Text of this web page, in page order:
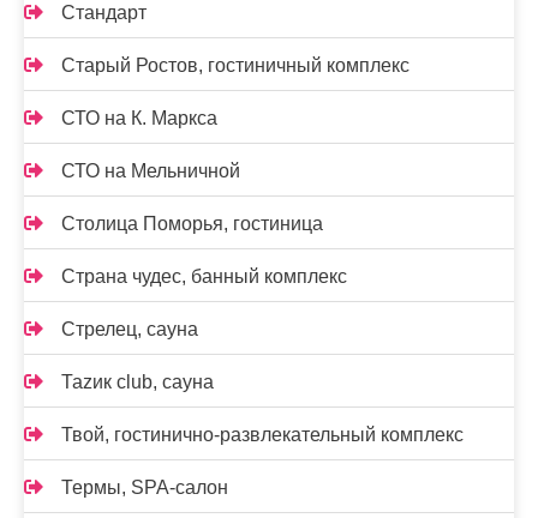
Стандарт
Старый Ростов, гостиничный комплекс
СТО на К. Маркса
СТО на Мельничной
Столица Поморья, гостиница
Страна чудес, банный комплекс
Стрелец, сауна
Таzик club, сауна
Твой, гостинично-развлекательный комплекс
Термы, SPA-салон